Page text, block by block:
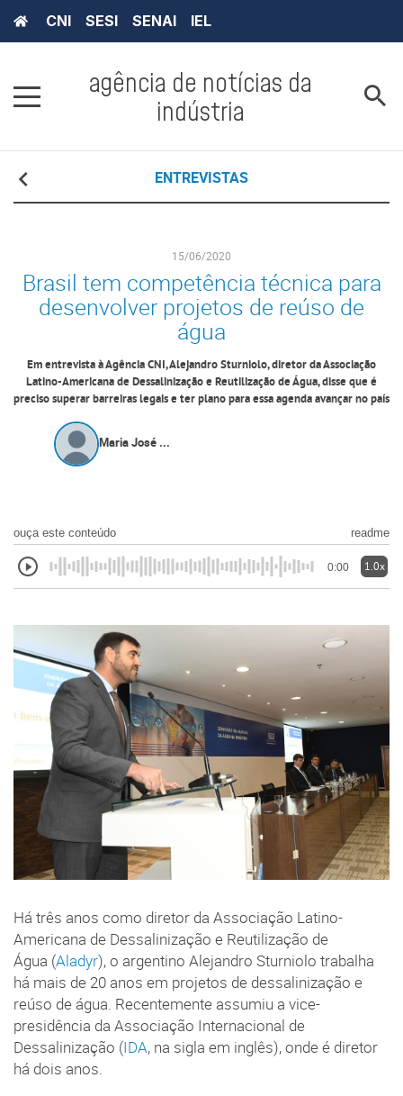
CNI SESI SENAI IEL
agência de notícias da
indústria
ENTREVISTAS
15/06/2020
Brasil tem competência técnica para
desenvolver projetos de reúso de
água
Em entrevista à Agência CNI, Alejandro Sturniolo, diretor da Associação
Latino-Americana de Dessalinização e Reutilização de Água, disse que é
preciso superar barreiras legais e ter plano para essa agenda avançar no país
Maria José ...
ouça este conteúdo readme
0:00 1.0x
Há três anos como diretor da Associação Latino-
Americana de Dessalinização e Reutilização de
Água (Aladyr), o argentino Alejandro Sturniolo trabalha
há mais de 20 anos em projetos de dessalinização e
reúso de água. Recentemente assumiu a vice-
presidência da Associação Internacional de
Dessalinização (IDA, na sigla em inglês), onde é diretor
há dois anos.